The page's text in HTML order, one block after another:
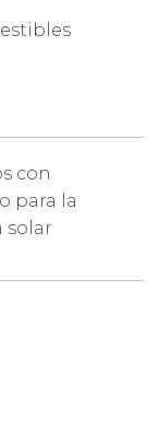
con
para la
solar